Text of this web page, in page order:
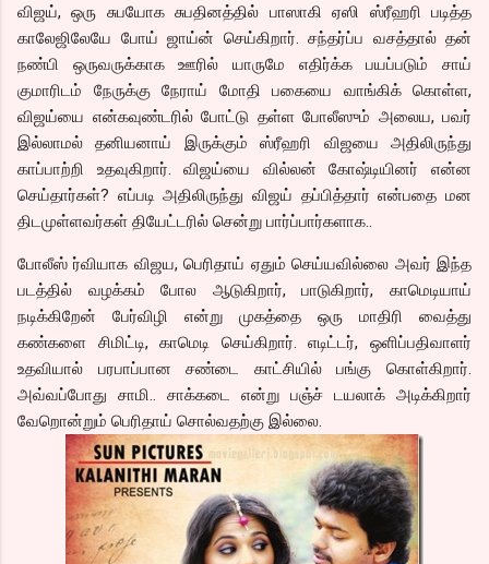
விஜய், ஒரு சுபயோக சுபதினத்தில் பாஸாகி ஏஸி ஸ்ரீஹரி படித்த
காலேஜிலேயே போய் ஜாய்ன் செய்கிறார். சந்தர்ப்ப வசத்தால் தன்
நண்பி ஒருவருக்காக ஊரில் யாருமே எதிர்க்க பயப்படும் சாய்
குமாரிடம் நேருக்கு நேராய் மோதி பகையை வாங்கிக் கொள்ள,
விஜய்யை என்கவுண்டரில் போட்டு தள்ள போலீஸும் அலைய, பவர்
இல்லாமல் தனியனாய் இருக்கும் ஸ்ரீஹரி விஜயை அதிலிருந்து
காப்பாற்றி உதவுகிறார். விஜய்யை வில்லன் கோஷ்டியினர் என்ன
செய்தார்கள்? எப்படி அதிலிருந்து விஜய் தப்பித்தார் என்பதை மன
திடமுள்ளவர்கள் தியேட்டரில் சென்று பார்ப்பார்களாக..
போலீஸ் ர்வியாக விஜய, பெரிதாய் ஏதும் செய்யவில்லை அவர் இந்த
படத்தில் வழக்கம் போல ஆடுகிறார், பாடுகிறார், காமெடியாய்
நடிக்கிறேன் பேர்விழி என்று முகத்தை ஒரு மாதிரி வைத்து
கண்களை சிமிட்டி, காமெடி செய்கிறார். எடிட்டர், ஒளிப்பதிவாளர்
உதவியால் பரபாப்பான சண்டை காட்சியில் பங்கு கொள்கிறார்.
அவ்வப்போது சாமி.. சாக்கடை என்று பஞ்ச் டயலாக் அடிக்கிறார்
வேறொன்றும் பெரிதாய் சொல்வதற்கு இல்லை.